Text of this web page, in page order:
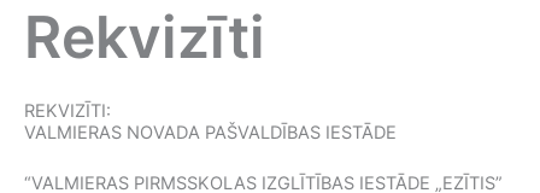
Rekvizīti
REKVIZĪTI:
VALMIERAS NOVADA PAŠVALDĪBAS IESTĀDE
“VALMIERAS PIRMSSKOLAS IZGLĪTĪBAS IESTĀDE „EZĪTIS”